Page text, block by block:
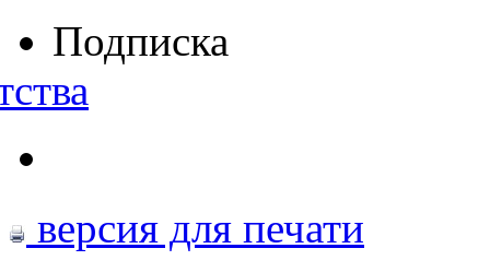
Подписка
версия для печати